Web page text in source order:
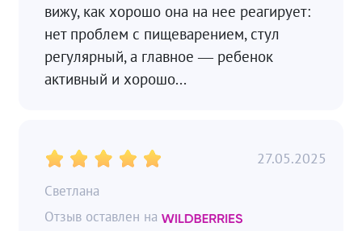
вижу, как хорошо она на нее реагирует:
нет проблем с пищеварением, стул
регулярный, а главное — ребенок
активный и хорошо...
Светлана
27.05.2025